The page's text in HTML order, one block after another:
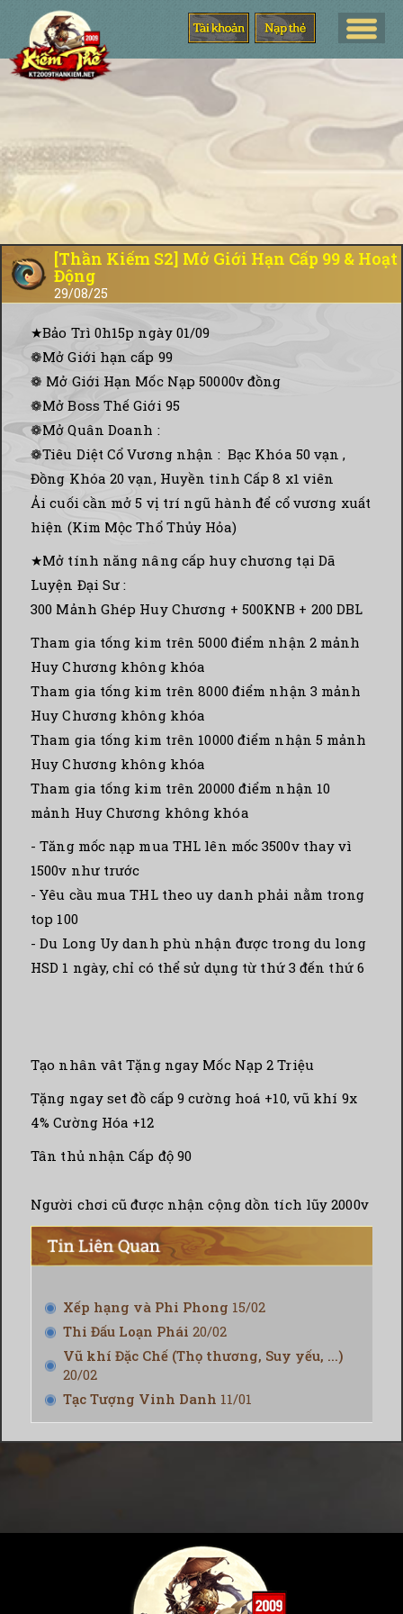
[Thần Kiếm S2] Mở Giới Hạn Cấp 99 & Hoạt
Động
29/08/25
★Bảo Trì 0h15p ngày 01/09
❁Mở Giới hạn cấp 99
❁ Mở Giới Hạn Mốc Nạp 50000v đồng
❁Mở Boss Thế Giới 95
❁Mở Quân Doanh :
❁Tiêu Diệt Cổ Vương nhận : Bạc Khóa 50 vạn ,
Đồng Khóa 20 vạn, Huyền tinh Cấp 8 x1 viên
Ải cuối cần mở 5 vị trí ngũ hành để cổ vương xuất
hiện (Kim Mộc Thổ Thủy Hỏa)
★Mở tính năng nâng cấp huy chương tại Dã
Luyện Đại Sư :
300 Mảnh Ghép Huy Chương + 500KNB + 200 DBL
Tham gia tống kim trên 5000 điểm nhận 2 mảnh
Huy Chương không khóa
Tham gia tống kim trên 8000 điểm nhận 3 mảnh
Huy Chương không khóa
Tham gia tống kim trên 10000 điểm nhận 5 mảnh
Huy Chương không khóa
Tham gia tống kim trên 20000 điểm nhận 10
mảnh Huy Chương không khóa
- Tăng mốc nạp mua THL lên mốc 3500v thay vì
1500v như trước
- Yêu cầu mua THL theo uy danh phải nằm trong
top 100
- Du Long Uy danh phù nhận được trong du long
HSD 1 ngày, chỉ có thể sử dụng từ thứ 3 đến thứ 6
Tạo nhân vât Tặng ngay Mốc Nạp 2 Triệu
Tặng ngay set đồ cấp 9 cường hoá +10, vũ khí 9x
4% Cường Hóa +12
Tân thủ nhận Cấp độ 90
Người chơi cũ được nhận cộng dồn tích lũy 2000v
Xếp hạng và Phi Phong 15/02
Thi Đấu Loạn Phái 20/02
Vũ khí Đặc Chế (Thọ thương, Suy yếu, ...)
20/02
Tạc Tượng Vinh Danh 11/01